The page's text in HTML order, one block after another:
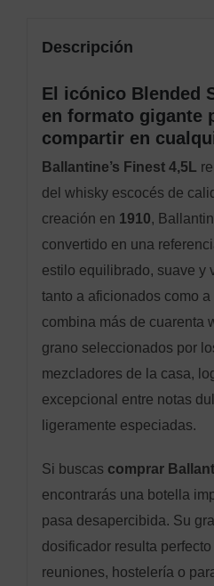
Descripción
El icónico Blended
en formato gigante
compartir en
Ballantine’s Finest 4,5L
del whisky escocés de
creación en 1910,
convertido en una
estilo equilibrado, suave y
tanto a aficionados como
combina más de cuarenta
grano seleccionados por
mezcladores de la casa,
excepcional entre notas
ligeramente especiadas.
Si buscas comprar
encontrarás una botella
pasa desapercibida. Su
dosificador resulta
reuniones, hostelería o